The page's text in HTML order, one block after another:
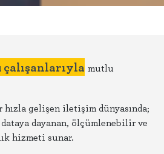
mutlu
gelişen iletişim dünyasında;
dayanan, ölçümlenebilir ve
hizmeti sunar.